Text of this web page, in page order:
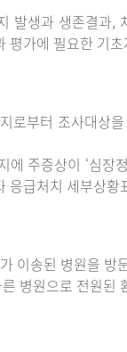
발생과 생존결과
평가에 필요한 기
로부터 조사대상
주증상이 ‘심장
응급처치 세부상황
이송된 병원을
병원으로 전원